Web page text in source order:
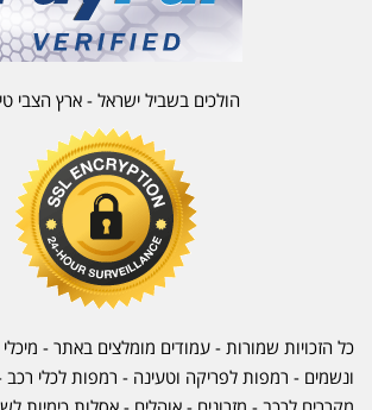
הולכים בשביל ישראל - ארץ הצבי
כל הזכויות שמורות - עמודים מומלצים באתר -
ונשמים - רמפות לפריקה וטעינה - רמפות לכלי רכב